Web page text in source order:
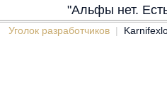
"Альфы нет.
Уголок разработчиков